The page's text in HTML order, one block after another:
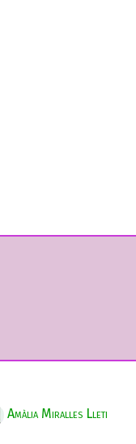
Amàlia Miralles Lleti